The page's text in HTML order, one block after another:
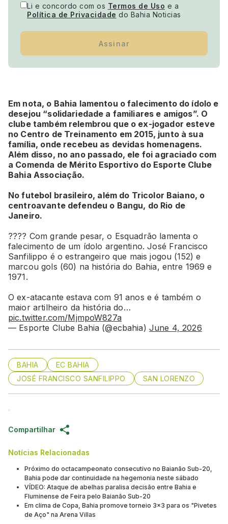
Li e concordo com os Termos de Uso e a
Política de Privacidade do Bahia Noticias
Assinar
Em nota, o Bahia lamentou o falecimento do ídolo e
desejou “solidariedade a familiares e amigos”. O
clube também relembrou que o ex-jogador esteve
no Centro de Treinamento em 2015, junto à sua
família, onde recebeu as devidas homenagens.
Além disso, no ano passado, ele foi agraciado com
a Comenda de Mérito Esportivo do Esporte Clube
Bahia Associação.
No futebol brasileiro, além do Tricolor Baiano, o
centroavante defendeu o Bangu, do Rio de
Janeiro.
???? Com grande pesar, o Esquadrão lamenta o
falecimento de um ídolo argentino. José Francisco
Sanfilippo é o estrangeiro que mais jogou (152) e
marcou gols (60) na história do Bahia, entre 1969 e
1971.
O ex-atacante estava com 91 anos e é também o
maior artilheiro da história do…
pic.twitter.com/MjmpoW827a
— Esporte Clube Bahia (@ecbahia) June 4, 2026
BAHIA
EC BAHIA
JOSÉ FRANCISCO SANFILIPPO
SAN LORENZO
Compartilhar
Notícias Relacionadas
Próximo do octacampeonato consecutivo no Baianão Sub-20,
Bahia pode dar continuidade na hegemonia neste sábado
VÍDEO: Ataque de abelhas paralisa decisão entre Bahia e
Fluminense de Feira pelo Baianão Sub-20
Em clima de Copa, Bahia promove torneio 3x3 para os "Pivetes
de Aço" na Arena Villas